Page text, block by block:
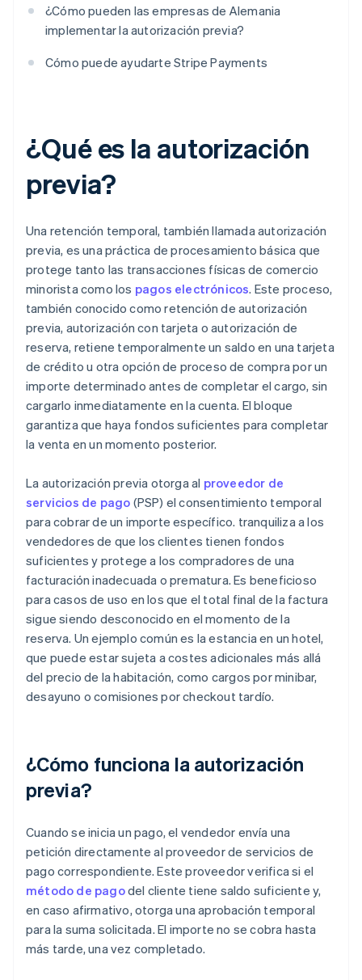
¿Cómo pueden las empresas de Alemania
implementar la autorización previa?
Cómo puede ayudarte Stripe Payments
¿Qué es la autorización
previa?
Una retención temporal, también llamada autorización
previa, es una práctica de procesamiento básica que
protege tanto las transacciones físicas de comercio
minorista como los pagos electrónicos. Este proceso,
también conocido como retención de autorización
previa, autorización con tarjeta o autorización de
reserva, retiene temporalmente un saldo en una tarjeta
de crédito u otra opción de proceso de compra por un
importe determinado antes de completar el cargo, sin
cargarlo inmediatamente en la cuenta. El bloque
garantiza que haya fondos suficientes para completar
la venta en un momento posterior.
La autorización previa otorga al proveedor de
servicios de pago (PSP) el consentimiento temporal
para cobrar de un importe específico. tranquiliza a los
vendedores de que los clientes tienen fondos
suficientes y protege a los compradores de una
facturación inadecuada o prematura. Es beneficioso
para casos de uso en los que el total final de la factura
sigue siendo desconocido en el momento de la
reserva. Un ejemplo común es la estancia en un hotel,
que puede estar sujeta a costes adicionales más allá
del precio de la habitación, como cargos por minibar,
desayuno o comisiones por checkout tardío.
¿Cómo funciona la autorización
previa?
Cuando se inicia un pago, el vendedor envía una
petición directamente al proveedor de servicios de
pago correspondiente. Este proveedor verifica si el
método de pagodel cliente tiene saldo suficiente y,
en caso afirmativo, otorga una aprobación temporal
para la suma solicitada. El importe no se cobra hasta
más tarde, una vez completado.